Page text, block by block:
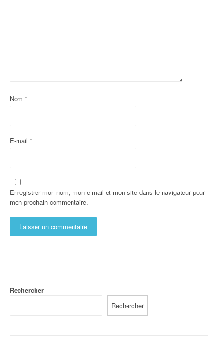
Nom *
E-mail *
Enregistrer mon nom, mon e-mail et mon site dans le navigateur pour
mon prochain commentaire.
Rechercher
Rechercher